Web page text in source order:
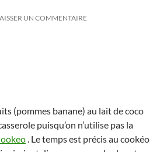
UN COMMENTAIRE
(pommes banane) au lait de coco
puisqu’on n’utilise pas la
. Le temps est précis au cookéo